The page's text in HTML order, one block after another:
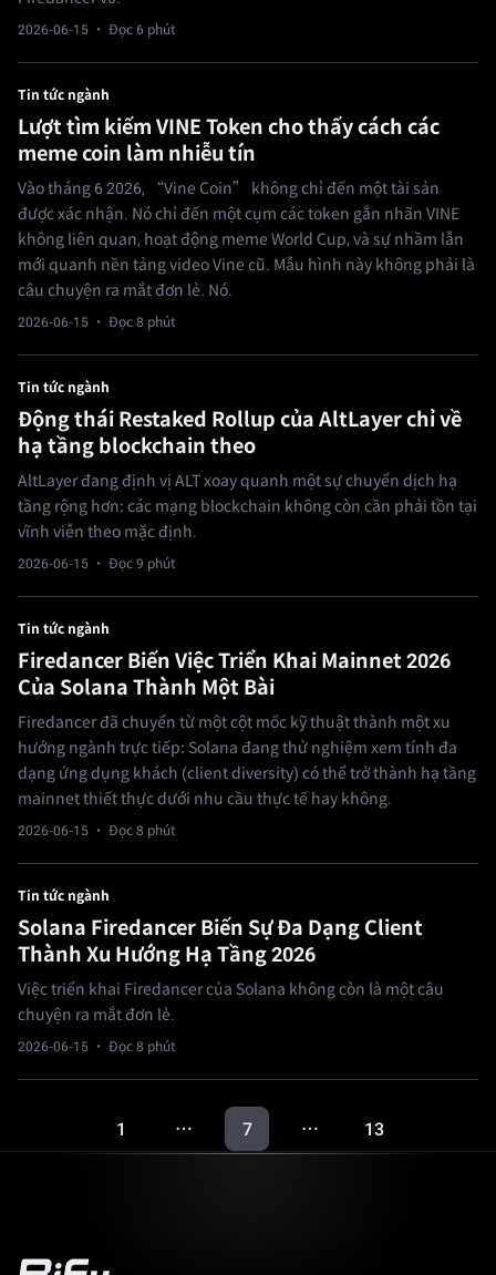
2026-06-15 · Đọc 6 phút
Tin tức ngành
Lượt tìm kiếm VINE Token cho thấy cách các
meme coin làm nhiễu tín
Vào tháng 6 2026, “Vine Coin” không chỉ đến một tài sản
được xác nhận. Nó chỉ đến một cụm các token gắn nhãn VINE
không liên quan, hoạt động meme World Cup, và sự nhầm lẫn
mới quanh nền tảng video Vine cũ. Mẫu hình này không phải là
câu chuyện ra mắt đơn lẻ. Nó.
2026-06-15 · Đọc 8 phút
Tin tức ngành
Động thái Restaked Rollup của AltLayer chỉ về
hạ tầng blockchain theo
AltLayer đang định vị ALT xoay quanh một sự chuyển dịch hạ
tầng rộng hơn: các mạng blockchain không còn cần phải tồn tại
vĩnh viễn theo mặc định.
2026-06-15 · Đọc 9 phút
Tin tức ngành
Firedancer Biến Việc Triển Khai Mainnet 2026
Của Solana Thành Một Bài
Firedancer đã chuyển từ một cột mốc kỹ thuật thành một xu
hướng ngành trực tiếp: Solana đang thử nghiệm xem tính đa
dạng ứng dụng khách (client diversity) có thể trở thành hạ tầng
mainnet thiết thực dưới nhu cầu thực tế hay không.
2026-06-15 · Đọc 8 phút
Tin tức ngành
Solana Firedancer Biến Sự Đa Dạng Client
Thành Xu Hướng Hạ Tầng 2026
Việc triển khai Firedancer của Solana không còn là một câu
chuyện ra mắt đơn lẻ.
2026-06-15 · Đọc 8 phút
1 … 7 … 13